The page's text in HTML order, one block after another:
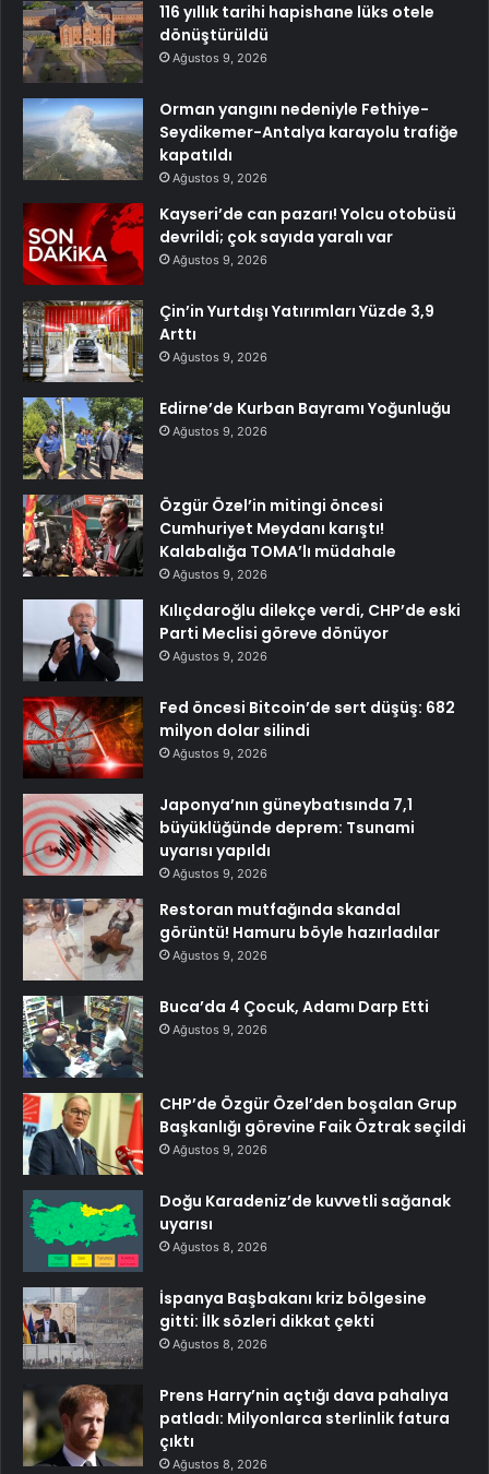
116 yıllık tarihi hapishane lüks otele
dönüştürüldü
Ağustos 9, 2026
Orman yangını nedeniyle Fethiye-
Seydikemer-Antalya karayolu trafiğe
kapatıldı
Ağustos 9, 2026
Kayseri’de can pazarı! Yolcu otobüsü
devrildi; çok sayıda yaralı var
Ağustos 9, 2026
Çin’in Yurtdışı Yatırımları Yüzde 3,9
Arttı
Ağustos 9, 2026
Edirne’de Kurban Bayramı Yoğunluğu
Ağustos 9, 2026
Özgür Özel’in mitingi öncesi
Cumhuriyet Meydanı karıştı!
Kalabalığa TOMA’lı müdahale
Ağustos 9, 2026
Kılıçdaroğlu dilekçe verdi, CHP’de eski
Parti Meclisi göreve dönüyor
Ağustos 9, 2026
Fed öncesi Bitcoin’de sert düşüş: 682
milyon dolar silindi
Ağustos 9, 2026
Japonya’nın güneybatısında 7,1
büyüklüğünde deprem: Tsunami
uyarısı yapıldı
Ağustos 9, 2026
Restoran mutfağında skandal
görüntü! Hamuru böyle hazırladılar
Ağustos 9, 2026
Buca’da 4 Çocuk, Adamı Darp Etti
Ağustos 9, 2026
CHP’de Özgür Özel’den boşalan Grup
Başkanlığı görevine Faik Öztrak seçildi
Ağustos 9, 2026
Doğu Karadeniz’de kuvvetli sağanak
uyarısı
Ağustos 8, 2026
İspanya Başbakanı kriz bölgesine
gitti: İlk sözleri dikkat çekti
Ağustos 8, 2026
Prens Harry’nin açtığı dava pahalıya
patladı: Milyonlarca sterlinlik fatura
çıktı
Ağustos 8, 2026